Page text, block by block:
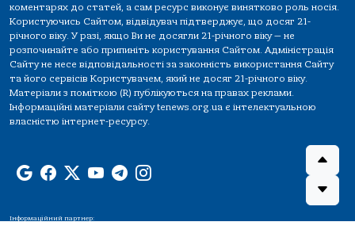
коментарях до статей, а сам ресурс виконує винятково роль носія.
Користуючись Сайтом, відвідувач підтверджує, що досяг 21-
річного віку. У разі, якщо Ви не досягли 21-річного віку — не
розпочинайте або припиніть користування Сайтом. Адміністрація
Сайту не несе відповідальності за законність використання Сайту
та його сервісів Користувачем, який не досяг 21-річного віку.
Матеріали з поміткою (R) публікуються на правах реклами.
Інформаційні матеріали сайту tenews.org.ua є інтелектуальною
власністю інтернет-ресурсу.
Інформаційний партнер: